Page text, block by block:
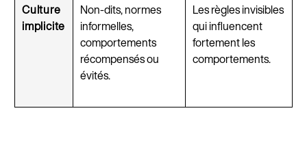
Culture
implicite
Non-dits, normes
informelles,
comportements
récompensés ou
évités.
Les règles invisibles
qui influencent
fortement les
comportements.